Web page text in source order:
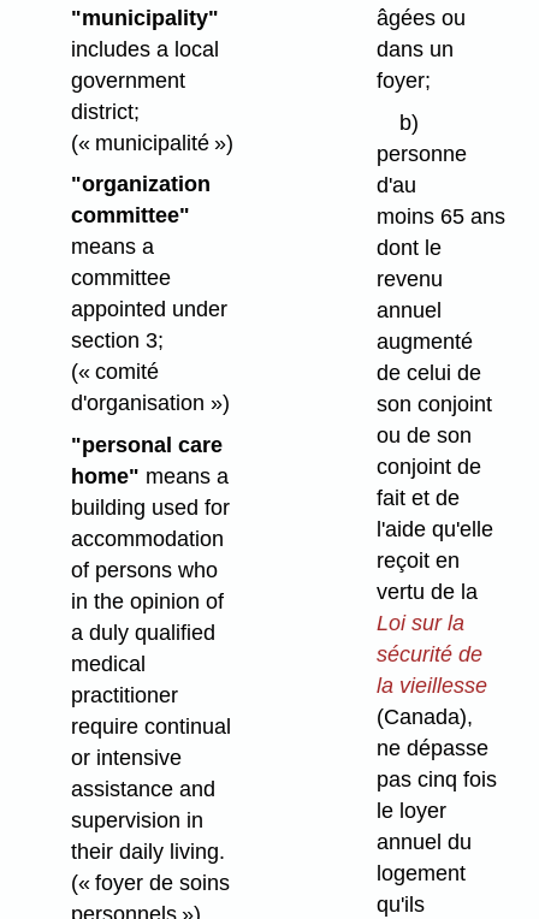
"municipality"
includes a local
government
district;
(« municipalité »)
"organization
committee"
means a
committee
appointed under
section 3;
(« comité
d'organisation »)
"personal care
home" means a
building used for
accommodation
of persons who
in the opinion of
a duly qualified
medical
practitioner
require continual
or intensive
assistance and
supervision in
their daily living.
(« foyer de soins
âgées ou
dans un
foyer;
b)
personne
d'au
moins 65 ans
dont le
revenu
annuel
augmenté
de celui de
son conjoint
ou de son
conjoint de
fait et de
l'aide qu'elle
reçoit en
vertu de la
Loi sur la
sécurité de
la vieillesse
(Canada),
ne dépasse
pas cinq fois
le loyer
annuel du
logement
qu'ils